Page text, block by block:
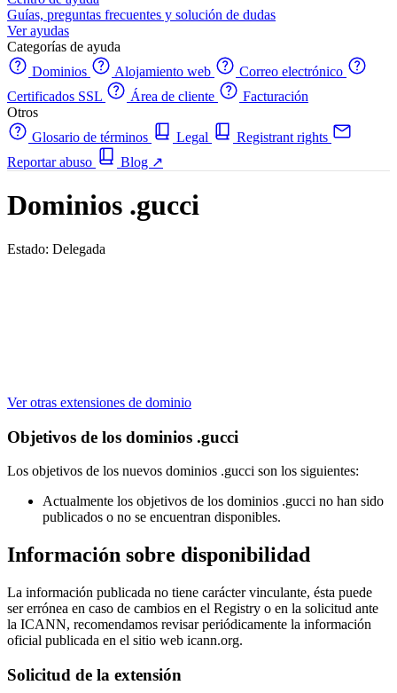
Guías, preguntas frecuentes y solución de dudas
Ver ayudas
Categorías de ayuda
Dominios
Alojamiento web
Correo electrónico
Certificados SSL
Área de cliente
Facturación
Otros
Glosario de términos
Legal
Registrant rights
Reportar abuso
Blog ↗
Dominios .gucci
Estado: Delegada
Ver otras extensiones de dominio
Objetivos de los dominios .gucci
Los objetivos de los nuevos dominios .gucci son los siguientes:
Actualmente los objetivos de los dominios .gucci no han sido
publicados o no se encuentran disponibles.
Información sobre disponibilidad
La información publicada no tiene carácter vinculante, ésta puede
ser errónea en caso de cambios en el Registry o en la solicitud ante
la ICANN, recomendamos revisar periódicamente la información
oficial publicada en el sitio web icann.org.
Solicitud de la extensión